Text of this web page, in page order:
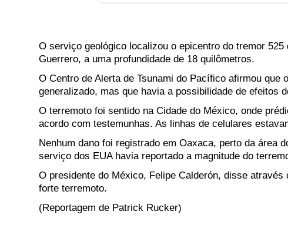
O serviço geológico localizou o epicentro do tremor
Guerrero, a uma profundidade de 18 quilômetros.
O Centro de Alerta de Tsunami do Pacífico afirmou
generalizado, mas que havia a possibilidade de efeitos
O terremoto foi sentido na Cidade do México, onde
acordo com testemunhas. As linhas de celulares
Nenhum dano foi registrado em Oaxaca, perto da área
serviço dos EUA havia reportado a magnitude do
O presidente do México, Felipe Calderón, disse
forte terremoto.
(Reportagem de Patrick Rucker)